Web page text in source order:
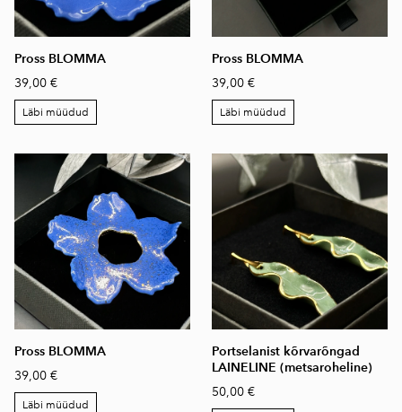
Pross BLOMMA
39,00 €
Läbi müüdud
Pross BLOMMA
39,00 €
Läbi müüdud
Pross BLOMMA
39,00 €
Läbi müüdud
Portselanist kõrvarõngad
LAINELINE (metsaroheline)
50,00 €